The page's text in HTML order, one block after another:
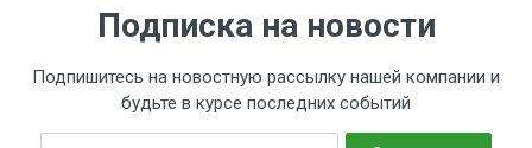
Все кабельные разъемы марки LANS коренным
образом отличаются от сходной по внешнему
виду низкокачественной продукции, которой
заполнены многие супермаркеты
строительного профиля, а также магазины
Подписка на новости
Подпишитесь на новостную рассылку нашей компании и
будьте в курсе последних событий